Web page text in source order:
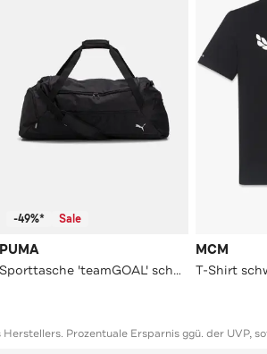
-49%* Sale
PUMA
Sporttasche 'teamGOAL' schwarz
MCM
T-Shirt
Prozentuale Ersparnis ggü. der UVP,